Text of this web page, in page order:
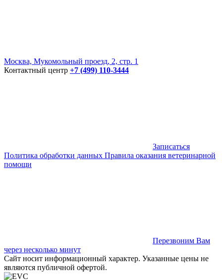
Москва, Мукомольный проезд, 2, стр. 1
Контактный центр +7 (499) 110-3444
Записаться
Политика обработки данных Правила оказания ветеринарной
помощи
Перезвоним Вам
через несколько минут
Сайт носит информационный характер. Указанные цены не
являются публичной офертой.